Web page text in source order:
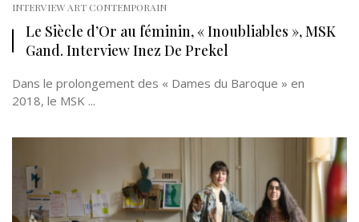
INTERVIEW ART CONTEMPORAIN
Le Siècle d’Or au féminin, « Inoubliables », MSK
Gand. Interview Inez De Prekel
Dans le prolongement des « Dames du Baroque » en
2018, le MSK ...